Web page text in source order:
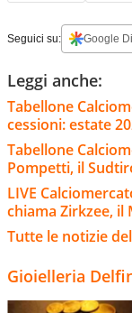
Seguici su: Google
Leggi anche:
Tabellone
cessioni: estate
Tabellone
Pompetti, il
LIVE
chiama Zirkzee,
Tutte le notizie
Gioielleria